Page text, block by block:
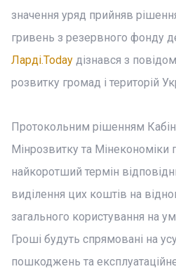
значення уряд прийняв
гривень з резервного фонду
Ларді.Today дізнався з
розвитку громад і територій
Протокольним рішенням
Мінрозвитку та Мінекономіки
найкоротший термін
виділення цих коштів на
загального користування на
Гроші будуть спрямовані на
пошкоджень та